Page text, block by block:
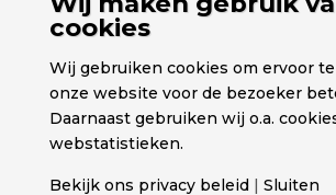
cookies
Wij gebruiken cookies om ervoor
onze website voor de bezoeker
Daarnaast gebruiken wij o.a.
webstatistieken.
Bekijk ons privacy beleid | Sluiten